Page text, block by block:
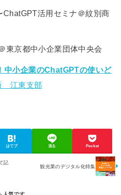
ChatGPT活用セミナ＠紋別商
東京都中小企業団体中央会
中小企業のChatGPTの使いど
江東支部
はてブ 送る Pocket
記
観光業のデジタル化特集